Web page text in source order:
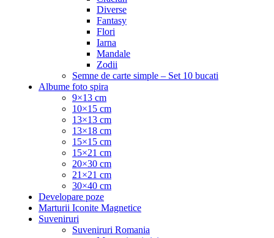
Diverse
Fantasy
Flori
Iarna
Mandale
Zodii
Semne de carte simple – Set 10 bucati
Albume foto spira
9×13 cm
10×15 cm
13×13 cm
13×18 cm
15×15 cm
15×21 cm
20×30 cm
21×21 cm
30×40 cm
Developare poze
Marturii Iconite Magnetice
Suveniruri
Suveniruri Romania